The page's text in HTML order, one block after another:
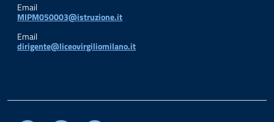
Email
MIPM050003@istruzione.it
Email
dirigente@liceovirgiliomilano.it